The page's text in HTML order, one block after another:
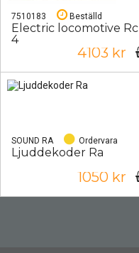
7510183 Beställd
Electric locomotive Rc
4
4103 kr
SOUND RA Ordervara
Ljuddekoder Ra
1050 kr